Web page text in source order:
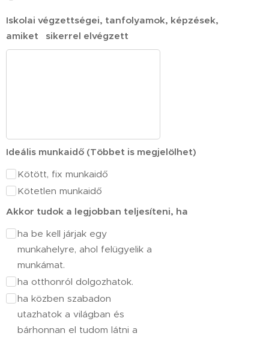
Iskolai végzettségei, tanfolyamok, képzések,
amiket sikerrel elvégzett
Ideális munkaidő (Többet is megjelölhet)
Kötött, fix munkaidő
Kötetlen munkaidő
Akkor tudok a legjobban teljesíteni, ha
ha be kell járjak egy
munkahelyre, ahol felügyelik a
munkámat.
ha otthonról dolgozhatok.
ha közben szabadon
utazhatok a világban és
bárhonnan el tudom látni a